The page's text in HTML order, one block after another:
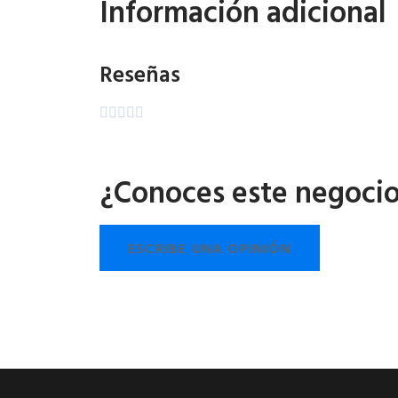
Información adicional
Reseñas
    
¿Conoces este
ESCRIBE UNA OPINIÓN